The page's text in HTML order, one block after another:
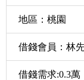
地區：桃園
借錢會員：林
借錢需求:0.3萬